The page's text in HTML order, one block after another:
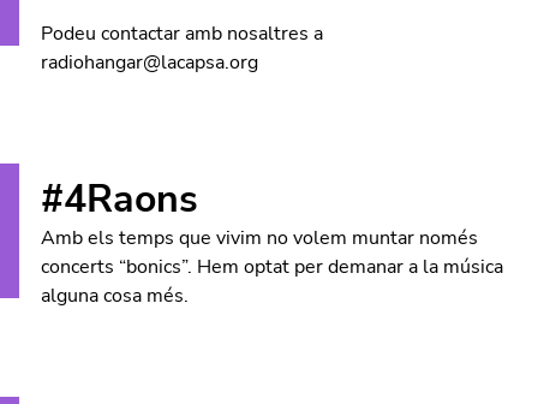
Podeu contactar amb nosaltres a
radiohangar@lacapsa.org
#4Raons
Amb els temps que vivim no volem muntar només
concerts “bonics”. Hem optat per demanar a la música
alguna cosa més.